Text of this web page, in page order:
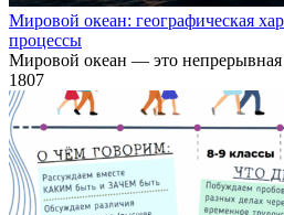
Мировой океан: географическая
процессы
Мировой океан — это непрерывная
1807